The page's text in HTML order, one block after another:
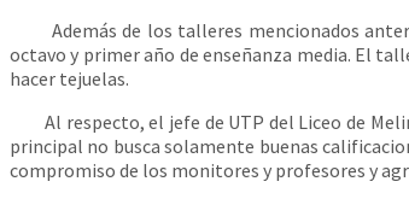
Además de los talleres mencionados
octavo y primer año de enseñanza media. El
hacer tejuelas.
Al respecto, el jefe de UTP del Liceo de
principal no busca solamente buenas
compromiso de los monitores y profesores y